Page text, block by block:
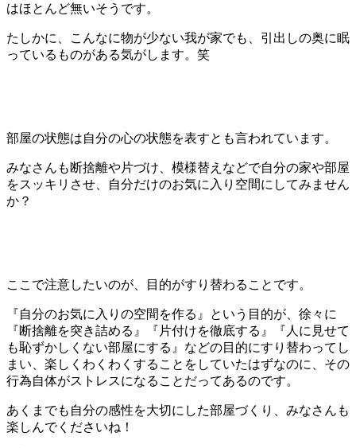
はほとんど無いそうです。
たしかに、こんなに物が少ない我が家でも、引出しの奥に眠
っているものがある気がします。笑
部屋の状態は自分の心の状態を表すとも言われています。
みなさんも断捨離や片づけ、模様替えなどで自分の家や部屋
をスッキリさせ、自分だけのお気に入り空間にしてみません
か？
ここで注意したいのが、目的がすり替わることです。
『自分のお気に入りの空間を作る』という目的が、徐々に
『断捨離を突き詰める』『片付けを徹底する』『人に見せて
も恥ずかしくない部屋にする』などの目的にすり替わってし
まい、楽しくわくわくすることをしていたはずなのに、その
行為自体がストレスになることだってあるのです。
あくまでも自分の感性を大切にした部屋づくり、みなさんも
楽しんでくださいね！